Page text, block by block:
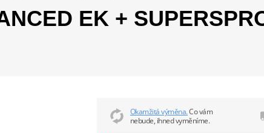
EK +
Okamžitá výměna.Co vám
nebude, ihned vyměníme.